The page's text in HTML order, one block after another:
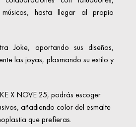
músicos, hasta llegar al propio
Joke, aportando sus diseños,
las joyas, plasmando su estilo y
X NOVE 25, podrás escoger
añadiendo color del esmalte
que prefieras.